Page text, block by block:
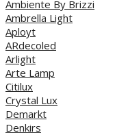
Ambiente By Brizzi
Ambrella Light
Aployt
ARdecoled
Arlight
Arte Lamp
Citilux
Crystal Lux
Demarkt
Denkirs